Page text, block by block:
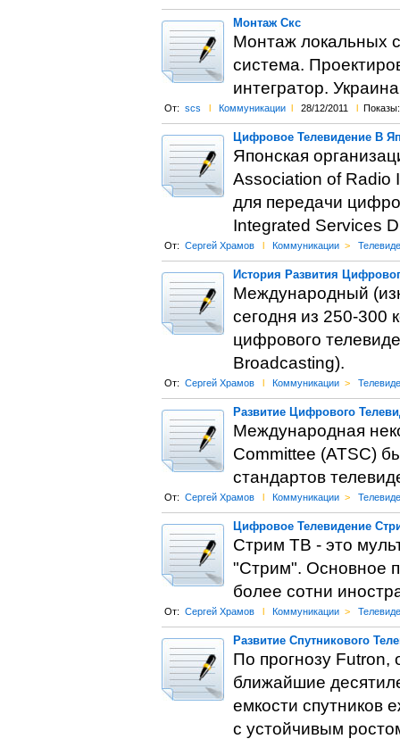
Монтаж Скс
Монтаж локальных
система.
интегратор.
От: scs l Коммуникации l 28/12/2011 l
Цифровое Телевидение В
Японская
Association of Radio
для передачи
Integrated Services
От: Сергей Храмов l Коммуникации >
История Развития
Международный
сегодня из 250-300
цифрового
Broadcasting).
От: Сергей Храмов l Коммуникации >
Развитие Цифрового
Международная
Committee (ATSC)
стандартов
От: Сергей Храмов l Коммуникации >
Цифровое Телевидение
Стрим ТВ - это
"Стрим". Основное
более сотни
От: Сергей Храмов l Коммуникации >
Развитие Спутникового
По прогнозу
ближайшие
емкости спутников
с устойчивым